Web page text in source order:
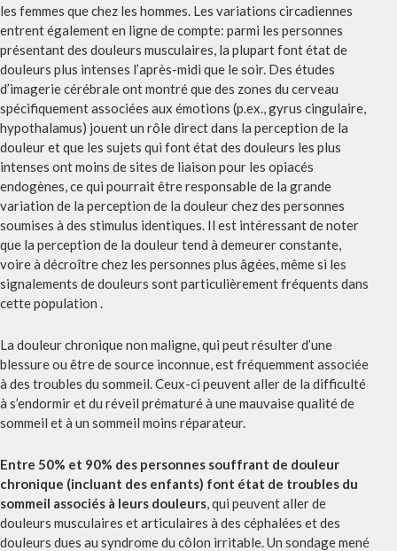
les femmes que chez les hommes. Les variations circadiennes
entrent également en ligne de compte: parmi les personnes
présentant des douleurs musculaires, la plupart font état de
douleurs plus intenses l’après-midi que le soir. Des études
d’imagerie cérébrale ont montré que des zones du cerveau
spécifiquement associées aux émotions (p.ex., gyrus cingulaire,
hypothalamus) jouent un rôle direct dans la perception de la
douleur et que les sujets qui font état des douleurs les plus
intenses ont moins de sites de liaison pour les opiacés
endogènes, ce qui pourrait être responsable de la grande
variation de la perception de la douleur chez des personnes
soumises à des stimulus identiques. Il est intéressant de noter
que la perception de la douleur tend à demeurer constante,
voire à décroître chez les personnes plus âgées, même si les
signalements de douleurs sont particulièrement fréquents dans
cette population .
La douleur chronique non maligne, qui peut résulter d’une
blessure ou être de source inconnue, est fréquemment associée
à des troubles du sommeil. Ceux-ci peuvent aller de la difficulté
à s’endormir et du réveil prématuré à une mauvaise qualité de
sommeil et à un sommeil moins réparateur.
Entre 50% et 90% des personnes souffrant de douleur
chronique (incluant des enfants) font état de troubles du
sommeil associés à leurs douleurs, qui peuvent aller de
douleurs musculaires et articulaires à des céphalées et des
douleurs dues au syndrome du côlon irritable. Un sondage mené